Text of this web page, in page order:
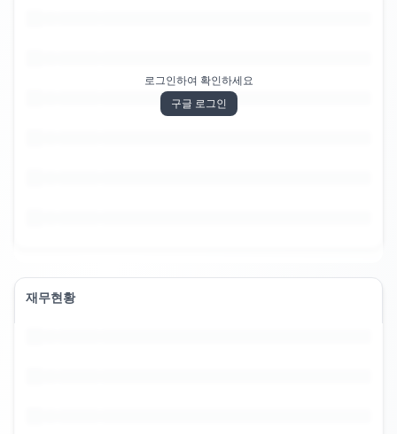
로그인하여 확인하세요
구글 로그인
재무현황